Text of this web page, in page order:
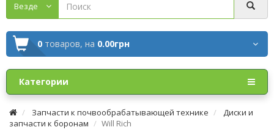
Везде
0 товаров, на 0.00грн
Категории
Запчасти к почвообрабатывающей технике
Диски и
запчасти к боронам
Will Rich